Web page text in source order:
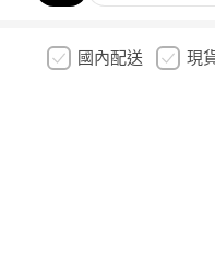
國內配送 現